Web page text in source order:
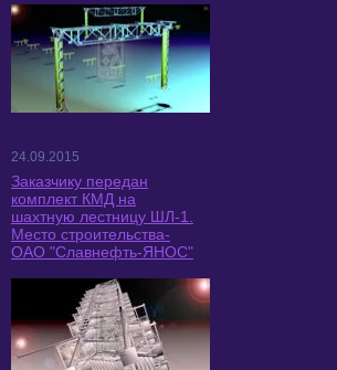
24.09.2015
Заказчику передан
комплект КМД на
шахтную лестницу ШЛ-1.
Место строительства-
ОАО "Славнефть-ЯНОС"